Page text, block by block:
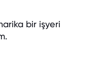
bir işyeri